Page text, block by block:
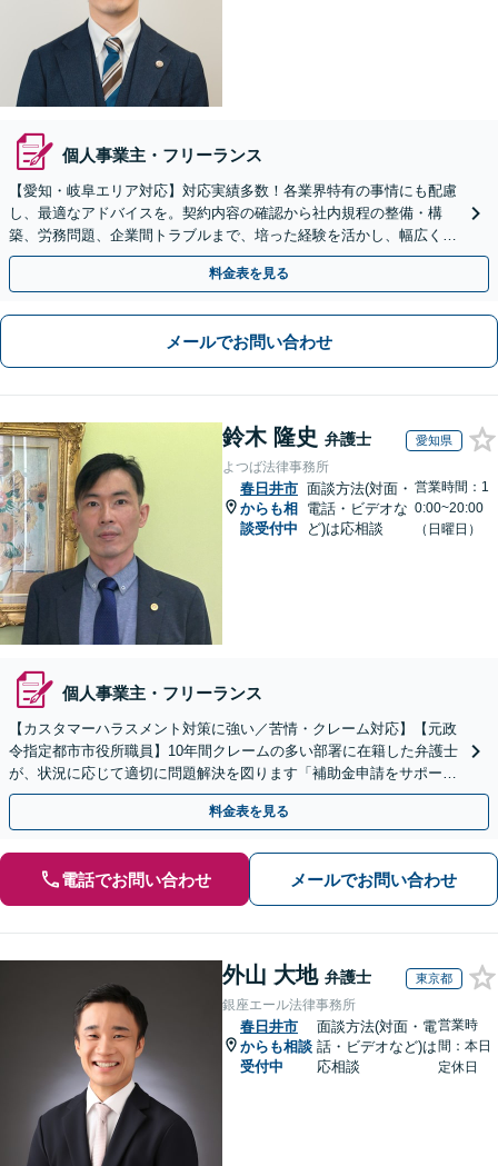
個人事業主・フリーランス
【愛知・岐阜エリア対応】対応実績多数！各業界特有の事情にも配慮
し、最適なアドバイスを。契約内容の確認から社内規程の整備・構
築、労務問題、企業間トラブルまで、培った経験を活かし、幅広く対
応いたします【オンライン面談OK（顧問締結後）】
料金表を見る
メールでお問い合わせ
鈴木 隆史 弁護士 愛知県
よつば法律事務所
春日井市
からも相
談受付中
面談方法(対面・
電話・ビデオな
ど)は応相談
営業時間：1
0:00~20:00
（日曜日）
個人事業主・フリーランス
【カスタマーハラスメント対策に強い／苦情・クレーム対応】【元政
令指定都市市役所職員】10年間クレームの多い部署に在籍した弁護士
が、状況に応じて適切に問題解決を図ります「補助金申請をサポー
ト」【出張相談・WEB面談対応】
料金表を見る
電話でお問い合わせ メールでお問い合わせ
外山 大地 弁護士 東京都
銀座エール法律事務所
春日井市
からも相談
受付中
面談方法(対面・電
話・ビデオなど)は
応相談
営業時
間：本日
定休日